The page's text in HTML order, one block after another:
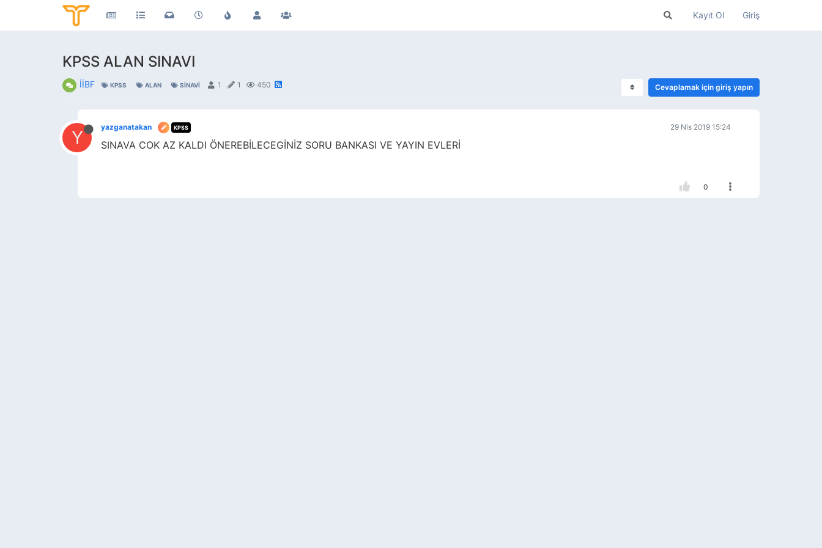
Kayıt Ol Giriş
KPSS ALAN SINAVI
İİBF KPSS ALAN SINAVI 1 1 450 Cevaplamak için giriş yapın
Y yazganatakan KPSS 29 Nis 2019 15:24
SINAVA COK AZ KALDI ÖNEREBİLECEGİNİZ SORU BANKASI VE YAYIN EVLERİ
0